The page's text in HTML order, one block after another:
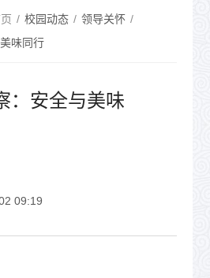
/ 校园动态 / 领导关怀 /
味同行
：安全与美味
09:19